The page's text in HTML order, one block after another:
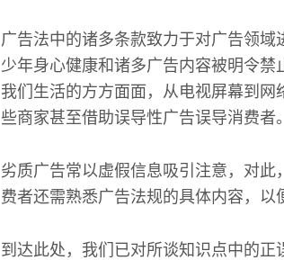
广告法中的诸多条款致力于对广告领
少年身心健康和诸多广告内容被明令
我们生活的方方面面，从电视屏幕到
些商家甚至借助误导性广告误导消费者。
劣质广告常以虚假信息吸引注意，对
费者还需熟悉广告法规的具体内容，以
到达此处，我们已对所谈知识点中的